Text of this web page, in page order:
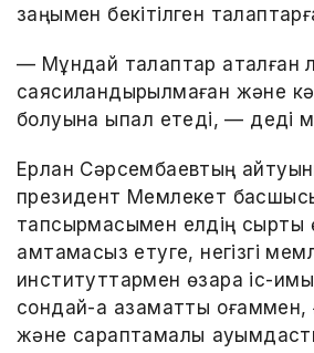
заңымен бекітілген
— Мұндай талаптар аталған
саясиландырылмаған және
болуына ықпал етеді, — деді
Ерлан Сәрсембаевтың
президент Мемлекет
тапсырмасымен елдің сыртқы
қамтамасыз етуге, негізгі
институттармен өзара іс-
сондай-ақ азаматтық
және сараптамалық